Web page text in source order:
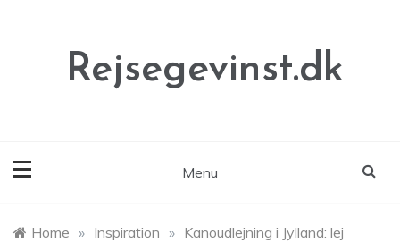
Rejsegevinst.dk
Menu
Home » Inspiration » Kanoudlejning i Jylland: lej